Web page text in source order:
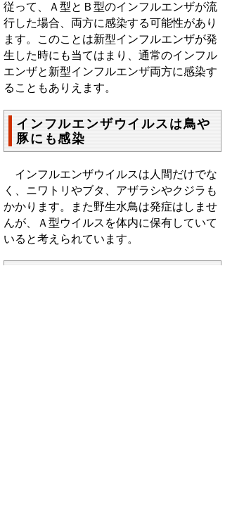
従って、Ａ型とＢ型のインフルエンザが流
行した場合、両方に感染する可能性があり
ます。このことは新型インフルエンザが発
生した時にも当てはまり、通常のインフル
エンザと新型インフルエンザ両方に感染す
ることもありえます。
インフルエンザウイルスは鳥や
豚にも感染
インフルエンザウイルスは人間だけでな
く、ニワトリやブタ、アザラシやクジラも
かかります。また野生水鳥は発症はしませ
んが、Ａ型ウイルスを体内に保有していて
いると考えられています。